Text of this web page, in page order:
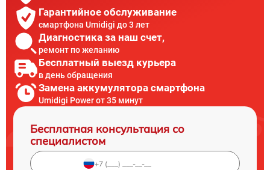
Гарантийное обслуживание
смартфона Umidigi до 3 лет
Диагностика за наш счет,
ремонт по желанию
Бесплатный выезд курьера
в день обращения
Замена аккумулятора смартфона
Umidigi Power от 35 минут
Бесплатная консультация со
специалистом